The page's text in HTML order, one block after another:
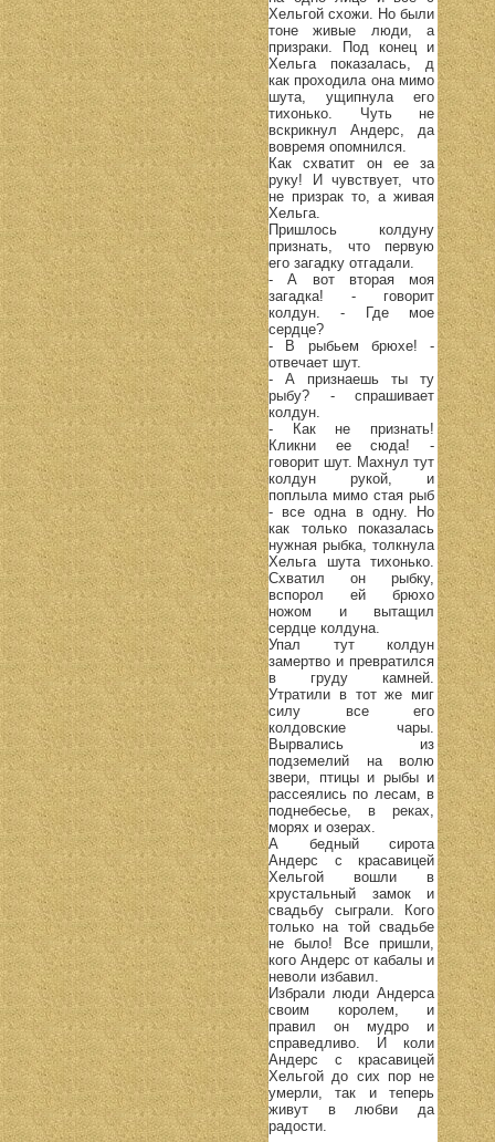
Хельгой схожи. Но были
тоне живые люди, а
призраки. Под конец и
Хельга показалась, д
как проходила она мимо
шута, ущипнула его
тихонько. Чуть не
вскрикнул Андерс, да
вовремя опомнился.
Как схватит он ее за
руку! И чувствует, что
не призрак то, а живая
Хельга.
Пришлось колдуну
признать, что первую
его загадку отгадали.
- А вот вторая моя
загадка! - говорит
колдун. - Где мое
сердце?
- В рыбьем брюхе! -
отвечает шут.
- А признаешь ты ту
рыбу? - спрашивает
колдун.
- Как не признать!
Кликни ее сюда! -
говорит шут. Махнул тут
колдун рукой, и
поплыла мимо стая рыб
- все одна в одну. Но
как только показалась
нужная рыбка, толкнула
Хельга шута тихонько.
Схватил он рыбку,
вспорол ей брюхо
ножом и вытащил
сердце колдуна.
Упал тут колдун
замертво и превратился
в груду камней.
Утратили в тот же миг
силу все его
колдовские чары.
Вырвались из
подземелий на волю
звери, птицы и рыбы и
рассеялись по лесам, в
поднебесье, в реках,
морях и озерах.
А бедный сирота
Андерс с красавицей
Хельгой вошли в
хрустальный замок и
свадьбу сыграли. Кого
только на той свадьбе
не было! Все пришли,
кого Андерс от кабалы и
неволи избавил.
Избрали люди Андерса
своим королем, и
правил он мудро и
справедливо. И коли
Андерс с красавицей
Хельгой до сих пор не
умерли, так и теперь
живут в любви да
радости.